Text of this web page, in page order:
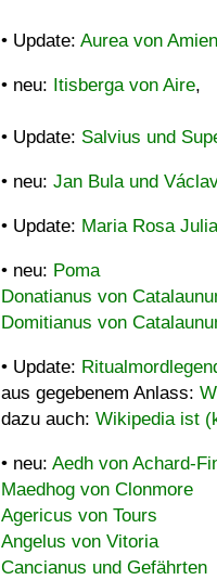
• Update: Aurea von
• neu: Itisberga von Aire,
• Update: Salvius und
• neu: Jan Bula und
• Update: Maria Rosa
• neu: Poma
Donatianus von
Domitianus von
• Update:
aus gegebenem Anlass:
dazu auch: Wikipedia ist
• neu: Aedh von Achard-
Maedhog von Clonmore
Agericus von Tours
Angelus von Vitoria
Cancianus und Gefährten